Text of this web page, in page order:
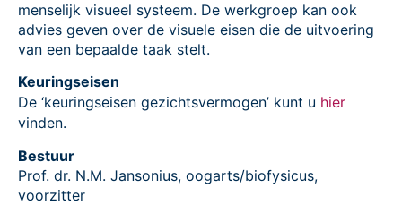
menselijk visueel systeem. De werkgroep kan ook
advies geven over de visuele eisen die de uitvoering
van een bepaalde taak stelt.
Keuringseisen
De ‘keuringseisen gezichtsvermogen’ kunt u hier
vinden.
Bestuur
Prof. dr. N.M. Jansonius, oogarts/biofysicus,
voorzitter